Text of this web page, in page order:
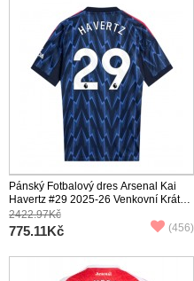
Pánský Fotbalový dres Arsenal Kai
Havertz #29 2025-26 Venkovní Krátký
Rukáv
2422.97Kč
775.11Kč (456)